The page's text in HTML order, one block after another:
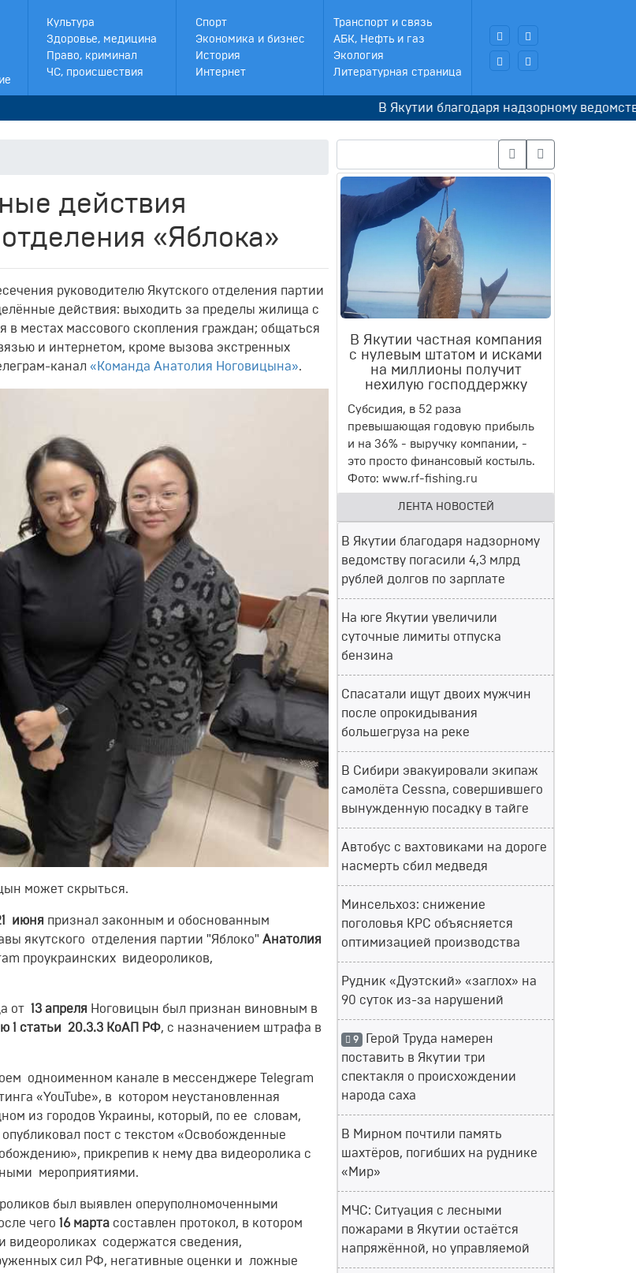
Культура
Здоровье, медицина
Право, криминал
ЧС, происшествия
Спорт
Экономика и бизнес
История
Интернет
Транспорт и связь
АБК, Нефть и газ
Экология
Литературная страница
В Якутии благодаря надзорному ведомству
действия
«Яблока»
руководителю Якутского отделения партии
действия: выходить за пределы жилища с
в местах массового скопления граждан; общаться
и интернетом, кроме вызова экстренных
канал «Команда Анатолия Ноговицына».
может скрыться.
июня признал законным и обоснованным
якутского отделения партии "Яблоко" Анатолия
проукраинских видеороликов,
от 13 апреля Ноговицын был признан виновным в
1 статьи 20.3.3 КоАП РФ, с назначением штрафа в
одноименном канале в мессенджере Telegram
«YouTube», в котором неустановленная
из городов Украины, который, по ее словам,
пост с текстом «Освобожденные
прикрепив к нему два видеоролика с
мероприятиями.
был выявлен оперуполномоченными
чего 16 марта составлен протокол, в котором
видеороликах содержатся сведения,
сил РФ, негативные оценки и ложные
В Якутии частная компания
с нулевым штатом и исками
на миллионы получит
нехилую господдержку
Субсидия, в 52 раза
превышающая годовую прибыль
и на 36% - выручку компании, -
это просто финансовый костыль.
Фото: www.rf-fishing.ru
ЛЕНТА НОВОСТЕЙ
В Якутии благодаря надзорному
ведомству погасили 4,3 млрд
рублей долгов по зарплате
На юге Якутии увеличили
суточные лимиты отпуска
бензина
Спасатали ищут двоих мужчин
после опрокидывания
большегруза на реке
В Сибири эвакуировали экипаж
самолёта Cessna, совершившего
вынужденную посадку в тайге
Автобус с вахтовиками на дороге
насмерть сбил медведя
Минсельхоз: снижение
поголовья КРС объясняется
оптимизацией производства
Рудник «Дуэтский» «заглох» на
90 суток из-за нарушений
9 Герой Труда намерен
поставить в Якутии три
спектакля о происхождении
народа саха
В Мирном почтили память
шахтёров, погибших на руднике
«Мир»
МЧС: Ситуация с лесными
пожарами в Якутии остаётся
напряжённой, но управляемой